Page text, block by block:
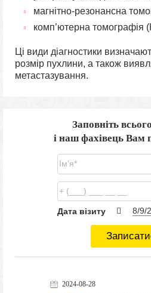
магнітно-резонансна
комп’ютерна томографія
Ці види діагностики
розмір пухлини, а також
метастазування.
Заповніть
і наш фахівець Вам
Дата візиту
2024-08-28